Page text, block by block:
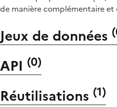
de manière complémentaire et
Jeux de données (
API (0)
Réutilisations (1)